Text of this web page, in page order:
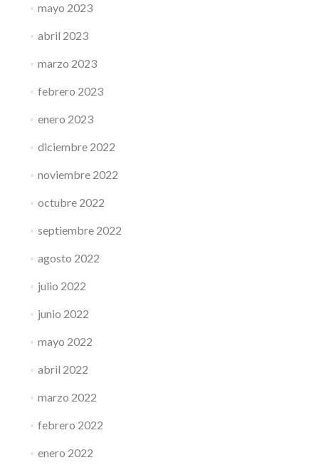
mayo 2023
abril 2023
marzo 2023
febrero 2023
enero 2023
diciembre 2022
noviembre 2022
octubre 2022
septiembre 2022
agosto 2022
julio 2022
junio 2022
mayo 2022
abril 2022
marzo 2022
febrero 2022
enero 2022